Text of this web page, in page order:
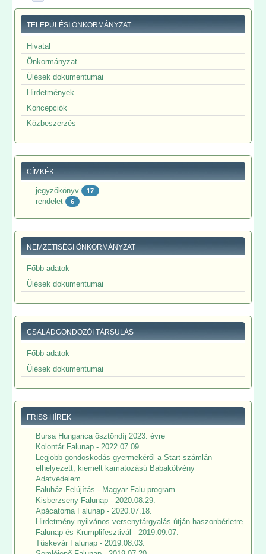
TELEPÜLÉSI ÖNKORMÁNYZAT
Hivatal
Önkormányzat
Ülések dokumentumai
Hirdetmények
Koncepciók
Közbeszerzés
CÍMKÉK
jegyzőkönyv 17
rendelet 6
NEMZETISÉGI ÖNKORMÁNYZAT
Főbb adatok
Ülések dokumentumai
CSALÁDGONDOZÓI TÁRSULÁS
Főbb adatok
Ülések dokumentumai
FRISS HÍREK
Bursa Hungarica ösztöndíj 2023. évre
Kolontár Falunap - 2022.07.09.
Legjobb gondoskodás gyermekéről a Start-számlán
elhelyezett, kiemelt kamatozású Babakötvény
Adatvédelem
Faluház Felújítás - Magyar Falu program
Kisberzseny Falunap - 2020.08.29.
Apácatorna Falunap - 2020.07.18.
Hirdetmény nyilvános versenytárgyalás útján haszonbérletre
Falunap és Krumplifesztivál - 2019.09.07.
Tüskevár Falunap - 2019.08.03.